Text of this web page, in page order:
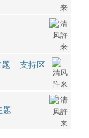
- 支持区
题